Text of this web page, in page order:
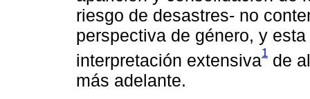
riesgo de desastres- no
perspectiva de género, y
interpretación extensiva1 de
más adelante.